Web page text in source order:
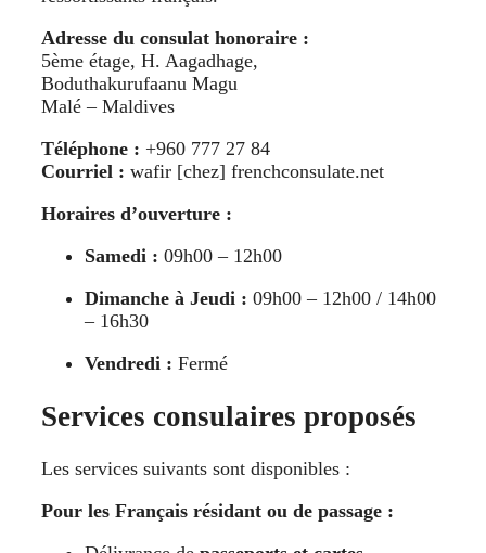
Adresse du consulat honoraire :
5ème étage, H. Aagadhage,
Boduthakurufaanu Magu
Malé – Maldives
Téléphone : +960 777 27 84
Courriel : wafir [chez] frenchconsulate.net
Horaires d’ouverture :
Samedi : 09h00 – 12h00
Dimanche à Jeudi : 09h00 – 12h00 / 14h00
– 16h30
Vendredi : Fermé
Services consulaires proposés
Les services suivants sont disponibles :
Pour les Français résidant ou de passage :